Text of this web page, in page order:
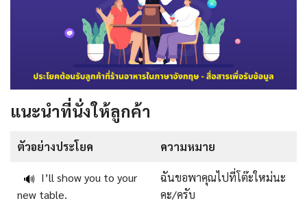
แนะนําที่นั่งให้ลูกค้า
ตัวอย่างประโยค ความหมาย
🔊 I’ll show you to your
new table.
ฉันขอพาคุณไปที่โต๊ะใหม่นะ
คะ/ครับ